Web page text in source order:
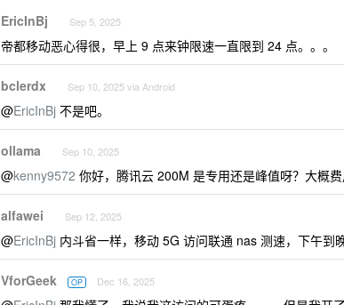
EricInBj Sep 5, 2025
帝都移动恶心得很，早上 9 点来钟限速一直限到 24 点。。。
bclerdx Sep 10, 2025 via Android
@EricInBj 不是吧。
ollama Sep 10, 2025
@kenny9572 你好，腾讯云 200M 是专用还是峰值呀？大概费
alfawei Sep 12, 2025
@EricInBj 内斗省一样，移动 5G 访问联通 nas 测速，下午到
VforGeek OP Dec 16, 2025